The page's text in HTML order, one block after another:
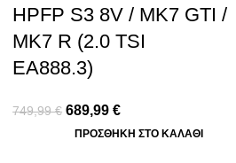
HPFP S3 8V / MK7 GTI /
MK7 R (2.0 TSI
EA888.3)
749,99€ 689,99€
ΠΡΟΣΘΉΚΗ ΣΤΟ ΚΑΛΆΘΙ